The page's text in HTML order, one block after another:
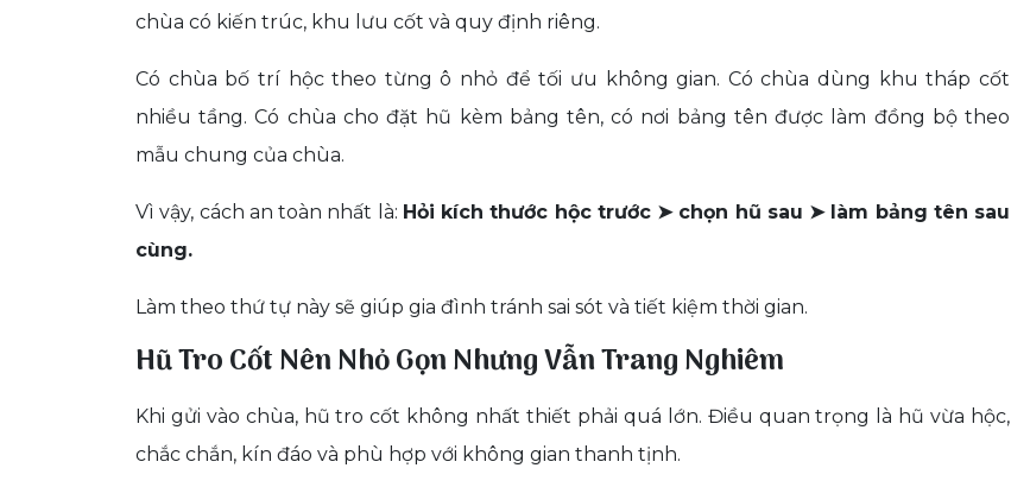
chùa có kiến trúc, khu lưu cốt và quy định riêng.
Có chùa bố trí hộc theo từng ô nhỏ để tối ưu không gian. Có chùa dùng khu tháp cốt
nhiều tầng. Có chùa cho đặt hũ kèm bảng tên, có nơi bảng tên được làm đồng bộ theo
mẫu chung của chùa.
Vì vậy, cách an toàn nhất là: Hỏi kích thước hộc trước ➤ chọn hũ sau ➤ làm bảng tên sau
cùng.
Làm theo thứ tự này sẽ giúp gia đình tránh sai sót và tiết kiệm thời gian.
Hũ Tro Cốt Nên Nhỏ Gọn Nhưng Vẫn Trang Nghiêm
Khi gửi vào chùa, hũ tro cốt không nhất thiết phải quá lớn. Điều quan trọng là hũ vừa hộc,
chắc chắn, kín đáo và phù hợp với không gian thanh tịnh.